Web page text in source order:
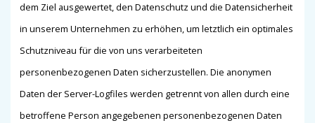
dem Ziel ausgewertet, den Datenschutz und die Datensicherheit
in unserem Unternehmen zu erhöhen, um letztlich ein optimales
Schutzniveau für die von uns verarbeiteten
personenbezogenen Daten sicherzustellen. Die anonymen
Daten der Server-Logfiles werden getrennt von allen durch eine
betroffene Person angegebenen personenbezogenen Daten